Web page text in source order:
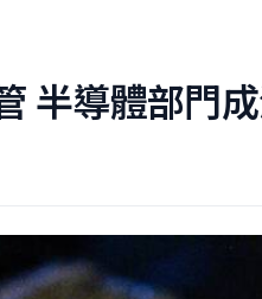
半導體部門